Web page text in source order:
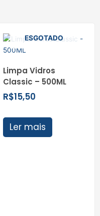
ESGOTADO
Limpa Vidros
Classic – 500ML
R$15,50
Ler mais